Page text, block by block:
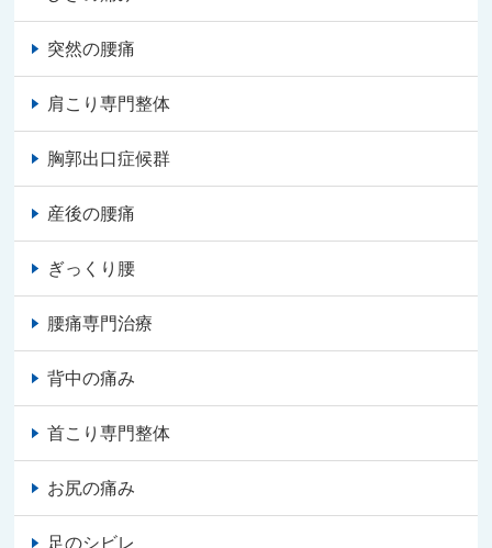
突然の腰痛
肩こり専門整体
胸郭出口症候群
産後の腰痛
ぎっくり腰
腰痛専門治療
背中の痛み
首こり専門整体
お尻の痛み
足のシビレ